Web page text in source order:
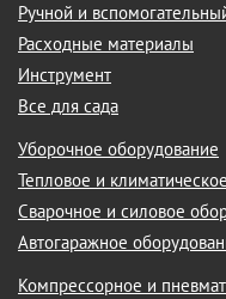
Ручной и
Расходные материалы
Инструмент
Все для сада
Уборочное оборудование
Тепловое и
Сварочное и силовое
Автогаражное
Компрессорное и